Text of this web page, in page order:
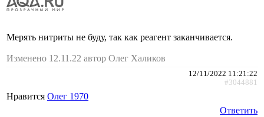
Мерять нитриты не буду, так как реагент заканчивается.
Изменено 12.11.22 автор Олег Халиков
12/11/2022 11:21:22
#3044881
Нравится Олег 1970
Ответить